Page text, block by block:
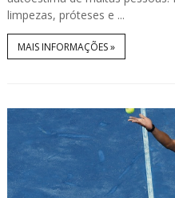
limpezas, próteses e ...
MAIS INFORMAÇÕES »